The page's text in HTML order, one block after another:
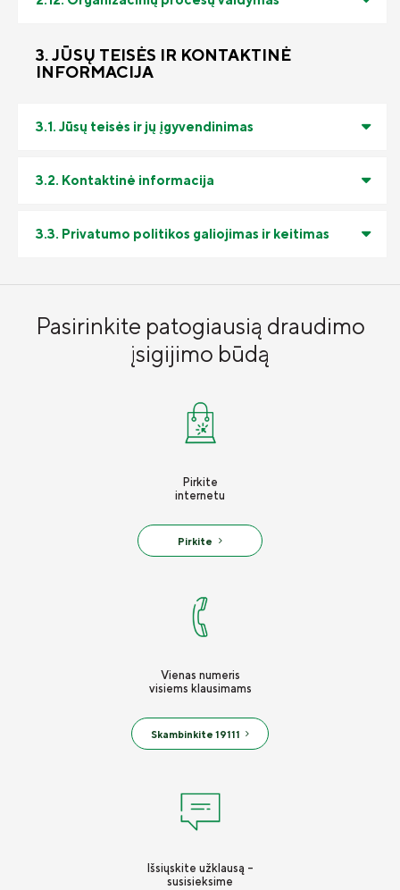
3. JŪSŲ TEISĖS IR KONTAKTINĖ
INFORMACIJA
3.1. Jūsų teisės ir jų įgyvendinimas
3.2. Kontaktinė informacija
3.3. Privatumo politikos galiojimas ir keitimas
Pasirinkite patogiausią draudimo
įsigijimo būdą
Pirkite
internetu
Pirkite
Vienas numeris
visiems klausimams
Skambinkite 19111
Išsiųskite užklausą -
susisieksime